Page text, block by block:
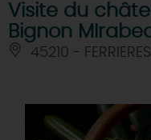
Visite du
Bignon
45210 -